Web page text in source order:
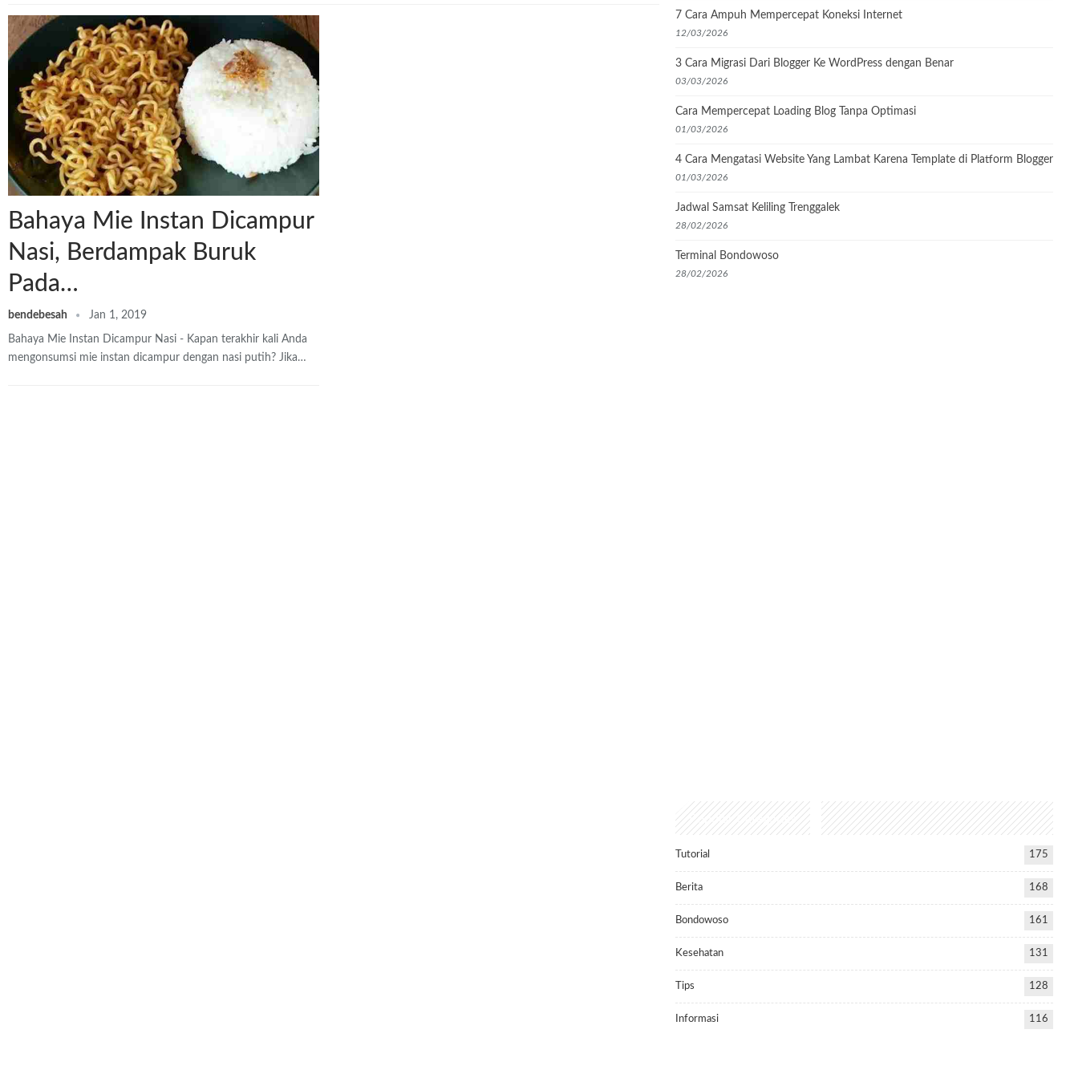
Bahaya Mie Instan Dicampur
Nasi, Berdampak Buruk
Pada…
bendebesah Jan 1, 2019
Bahaya Mie Instan Dicampur Nasi - Kapan terakhir kali Anda
mengonsumsi mie instan dicampur dengan nasi putih? Jika…
7 Cara Ampuh Mempercepat Koneksi Internet
12/03/2026
3 Cara Migrasi Dari Blogger Ke WordPress dengan Benar
03/03/2026
Cara Mempercepat Loading Blog Tanpa Optimasi
01/03/2026
4 Cara Mengatasi Website Yang Lambat Karena Template di Platform Blogger
01/03/2026
Jadwal Samsat Keliling Trenggalek
28/02/2026
Terminal Bondowoso
28/02/2026
Popular Categories
Tutorial 175
Berita 168
Bondowoso 161
Kesehatan 131
Tips 128
Informasi 116